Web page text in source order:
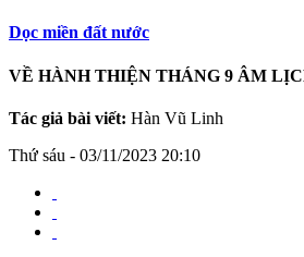
Dọc miền đất nước
VỀ HÀNH THIỆN THÁNG 9 ÂM
Tác giả bài viết: Hàn Vũ Linh
Thứ sáu - 03/11/2023 20:10